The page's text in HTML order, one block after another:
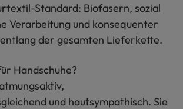
Standard: Biofasern, sozial
Verarbeitung und konsequenter
der gesamten Lieferkette.
Handschuhe?
und hautsympathisch. Sie